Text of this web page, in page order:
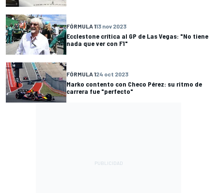
FÓRMULA 113 nov 2023
Ecclestone crítica al GP de Las Vegas: "No tiene
nada que ver con F1"
FÓRMULA 124 oct 2023
Marko contento con Checo Pérez: su ritmo de
carrera fue "perfecto"